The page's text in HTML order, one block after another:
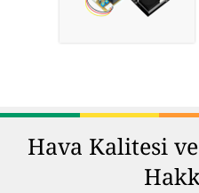
Hava Kalitesi